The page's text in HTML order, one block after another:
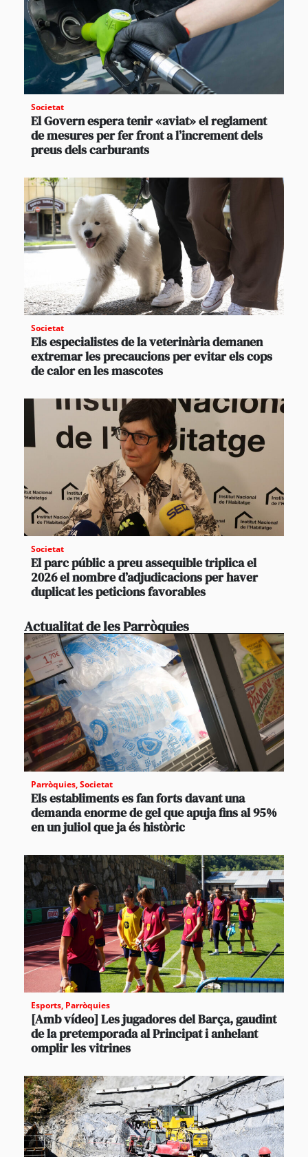
Societat
El Govern espera tenir «aviat» el reglament
de mesures per fer front a l’increment dels
preus dels carburants
Societat
Els especialistes de la veterinària demanen
extremar les precaucions per evitar els cops
de calor en les mascotes
Societat
El parc públic a preu assequible triplica el
2026 el nombre d’adjudicacions per haver
duplicat les peticions favorables
Actualitat de les Parròquies
Parròquies,Societat
Els establiments es fan forts davant una
demanda enorme de gel que apuja fins al 95%
en un juliol que ja és històric
Esports, Parròquies
[Amb vídeo] Les jugadores del Barça, gaudint
de la pretemporada al Principat i anhelant
omplir les vitrines